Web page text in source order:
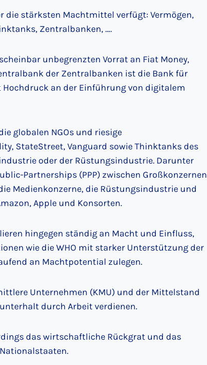
die stärksten Machtmittel verfügt: Vermögen,
Zentralbanken, ….
unbegrenzten Vorrat an Fiat Money,
der Zentralbanken ist die Bank für
an der Einführung von digitalem
globalen NGOs und riesige
StateStreet, Vanguard sowie Thinktanks des
oder der Rüstungsindustrie. Darunter
Partnerships (PPP) zwischen Großkonzernen
Medienkonzerne, die Rüstungsindustrie und
Apple und Konsorten.
hingegen ständig an Macht und Einfluss,
wie die WHO mit starker Unterstützung der
an Machtpotential zulegen.
Unternehmen (KMU) und der Mittelstand
durch Arbeit verdienen.
das wirtschaftliche Rückgrat und das